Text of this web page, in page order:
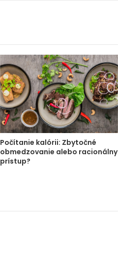
Počítanie kalórii: Zbytočné
obmedzovanie alebo racionálny
prístup?